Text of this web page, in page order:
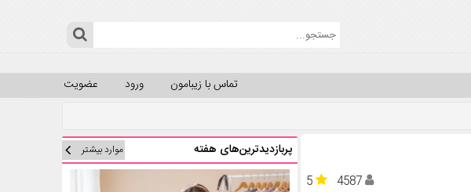
عضویت ورود تماس با زیبامون
5
4587
پربازدیدترین‌های هفته موارد بیشتر